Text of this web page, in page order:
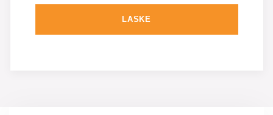
LASKE